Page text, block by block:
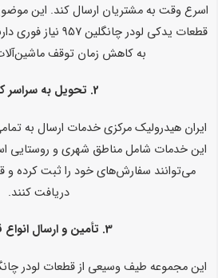
اسرع وقت به مشتریان ارسال کند. این موضوع
قطعات یدکی لودر
به کاهش زمان توقف
2. تحویل به سراسر
ایران هیدرولیک مرکزی خدمات ارسال به
این خدمات شامل مناطق شهری و روستایی
می‌توانند سفارش‌های خود را ثبت کرده و
دریافت کنند.
3. تأمین و ارسال